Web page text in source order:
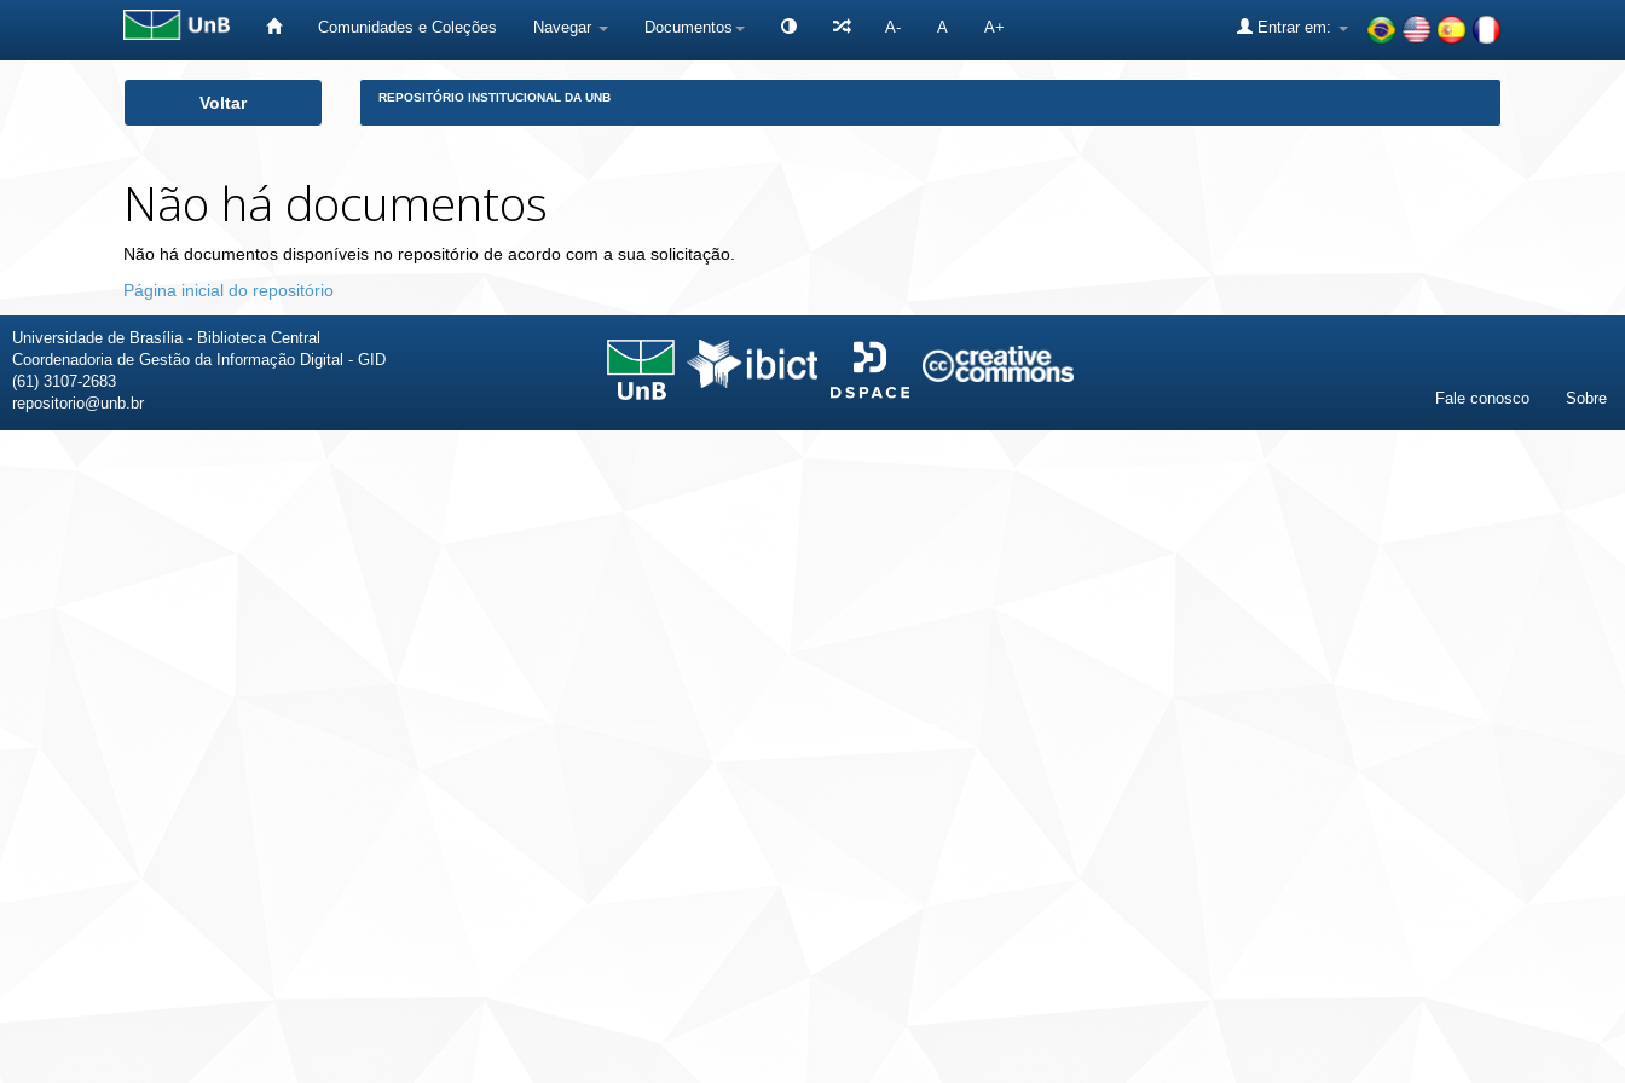
Comunidades e Coleções Navegar Documentos A- A A+ Entrar em:
Voltar REPOSITÓRIO INSTITUCIONAL DA UNB
Não há documentos
Não há documentos disponíveis no repositório de acordo com a sua solicitação.
Página inicial do repositório
Universidade de Brasília - Biblioteca Central
Coordenadoria de Gestão da Informação Digital - GID
(61) 3107-2683
repositorio@unb.br
Fale conosco Sobre